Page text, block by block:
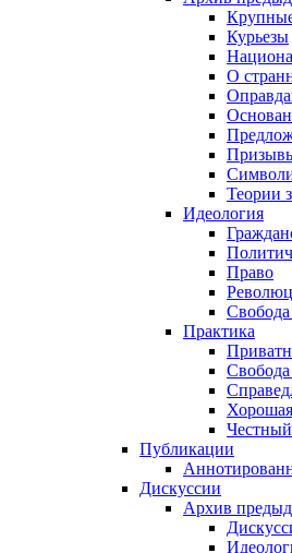
Курьезы
О
Призывы
Теории
Идеология
Право
Свобода
Практика
Свобода
Публикации
Дискуссии
Архив